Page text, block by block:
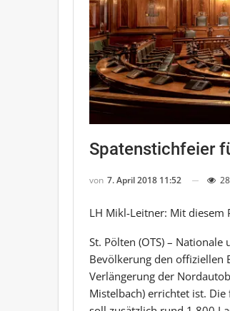
Spatenstichfeier
von 7. April 2018 11:52
LH Mikl-Leitner: Mit diesem
St. Pölten (OTS) –
Bevölkerung den offiziellen
Verlängerung der
Mistelbach) errichtet ist.